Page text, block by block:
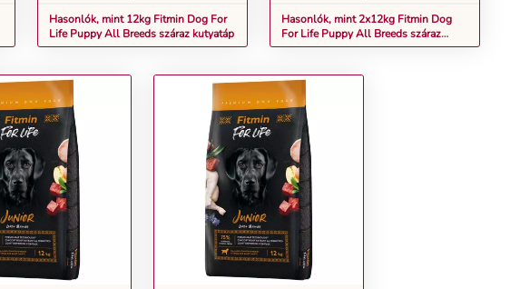
Hasonlók, mint 12kg Fitmin Dog For
Life Puppy All Breeds száraz kutyatáp
Hasonlók, mint 2x12kg Fitmin Dog
For Life Puppy All Breeds száraz
kutyatáp